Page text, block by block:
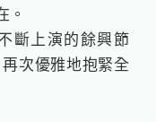
。
斷上演的餘興節
次優雅地抱緊全